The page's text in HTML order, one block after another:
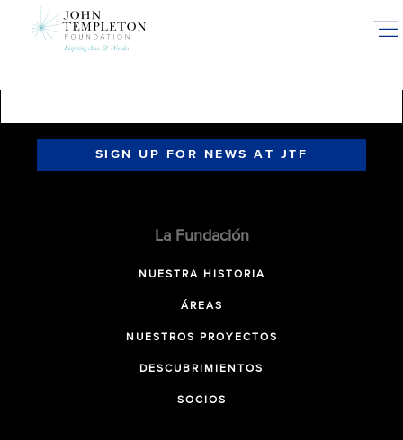
SIGN UP FOR NEWS AT JTF
La Fundación
NUESTRA HISTORIA
ÁREAS
NUESTROS PROYECTOS
DESCUBRIMIENTOS
SOCIOS